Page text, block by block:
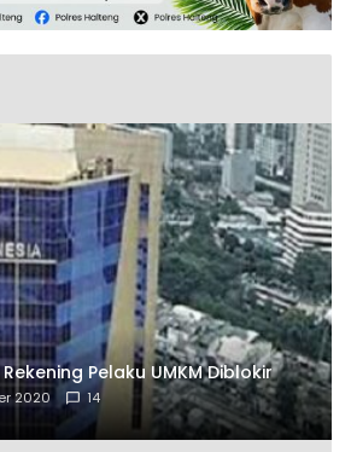
Pelaku UMKM Diblokir
2020 14